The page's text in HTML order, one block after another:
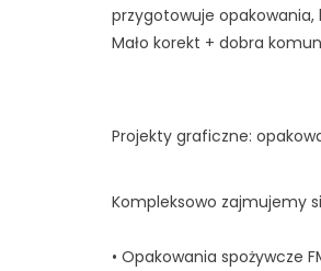
przygotowuje opakowania,
Mało korekt + dobra
Projekty graficzne:
Kompleksowo zajmujemy
• Opakowania spożywcze